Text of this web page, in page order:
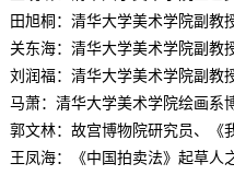
田旭桐：清华大学美术学院副教
关东海：清华大学美术学院副教
刘润福：清华大学美术学院副教
马萧：清华大学美术学院绘画系
郭文林：故宫博物院研究员、《
王凤海：《中国拍卖法》起草人